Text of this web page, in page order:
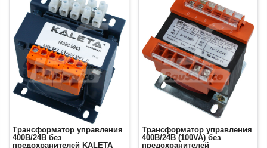
Трансформатор управления
400В/24В без
предохранителей KALETA
Трансформатор управления
400В/24В (100VA) без
предохранителей